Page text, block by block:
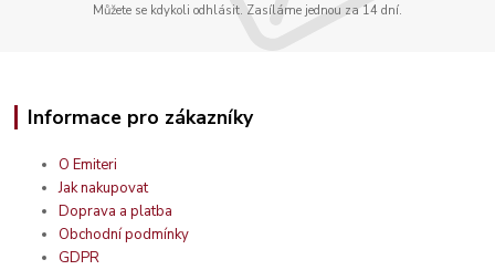
Můžete se kdykoli odhlásit. Zasíláme jednou za 14 dní.
Informace pro zákazníky
O Emiteri
Jak nakupovat
Doprava a platba
Obchodní podmínky
GDPR